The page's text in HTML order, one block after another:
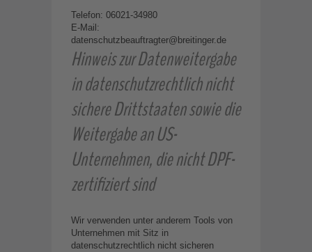
Telefon: 06021-34980
E-Mail:
datenschutzbeauftragter@breitinger.de
Hinweis zur Datenweitergabe
in datenschutzrechtlich nicht
sichere Drittstaaten sowie die
Weitergabe an US-
Unternehmen, die nicht DPF-
zertifiziert sind
Wir verwenden unter anderem Tools von
Unternehmen mit Sitz in
datenschutzrechtlich nicht sicheren